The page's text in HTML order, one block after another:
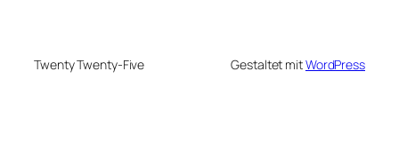
Twenty Twenty-Five Gestaltet mitWordPress